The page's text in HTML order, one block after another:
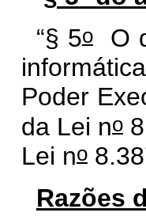
“§ 5oO
Poder
da Lei no
Lei no
Razões